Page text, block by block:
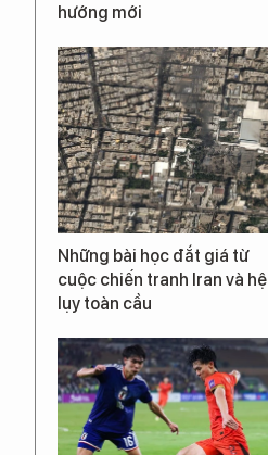
hướng mới
Những bài học đắt giá từ
cuộc chiến tranh Iran và hệ
lụy toàn cầu